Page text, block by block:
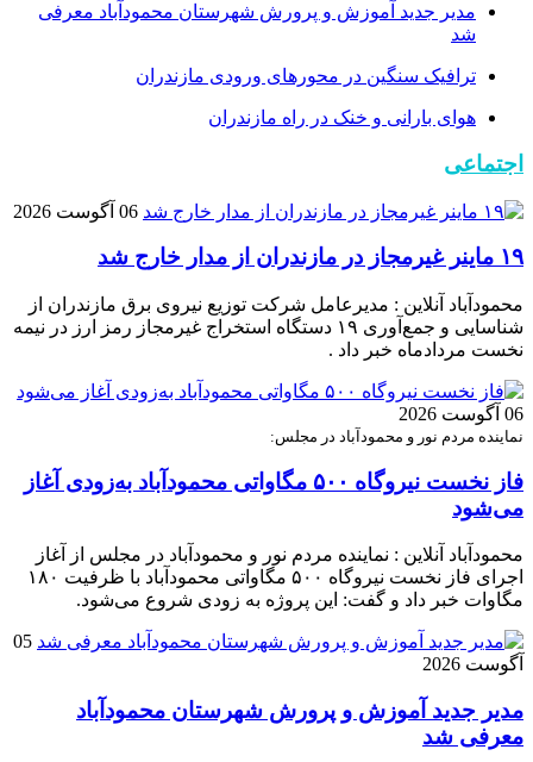
مدیر جدید آموزش و پرورش شهرستان محمودآباد معرفی
شد
ترافیک سنگین در محور‌های ورودی مازندران
هوای بارانی و خنک در راه مازندران
اجتماعی
06 آگوست 2026
۱۹ ماینر غیرمجاز در مازندران از مدار خارج شد
محمودآباد آنلاین : مدیرعامل شرکت توزیع نیروی برق مازندران از
شناسایی و جمع‌آوری ۱۹ دستگاه استخراج غیرمجاز رمز ارز در نیمه
نخست مردادماه خبر داد .
06 آگوست 2026
نماینده مردم نور و محمودآباد در مجلس:
فاز نخست نیروگاه ۵۰۰ مگاواتی محمودآباد به‌زودی آغاز
می‌شود
محمودآباد آنلاین : نماینده مردم نور و محمودآباد در مجلس از آغاز
اجرای فاز نخست نیروگاه ۵۰۰ مگاواتی محمودآباد با ظرفیت ۱۸۰
مگاوات خبر داد و گفت: این پروژه به زودی شروع می‌شود.
05
آگوست 2026
مدیر جدید آموزش و پرورش شهرستان محمودآباد
معرفی شد